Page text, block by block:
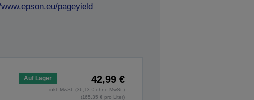
pageyield
Auf Lager 42,99 €
inkl. MwSt. (36,13 € ohne MwSt.)
(165,35 € pro Liter)